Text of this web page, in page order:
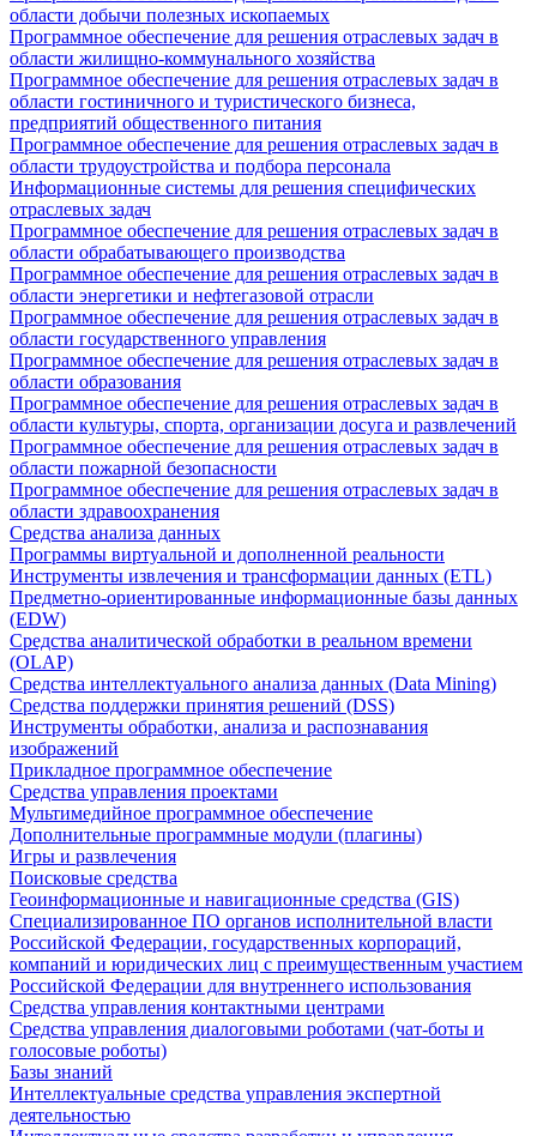
области добычи полезных ископаемых
Программное обеспечение для решения отраслевых задач в
области жилищно-коммунального хозяйства
Программное обеспечение для решения отраслевых задач в
области гостиничного и туристического бизнеса,
предприятий общественного питания
Программное обеспечение для решения отраслевых задач в
области трудоустройства и подбора персонала
Информационные системы для решения специфических
отраслевых задач
Программное обеспечение для решения отраслевых задач в
области обрабатывающего производства
Программное обеспечение для решения отраслевых задач в
области энергетики и нефтегазовой отрасли
Программное обеспечение для решения отраслевых задач в
области государственного управления
Программное обеспечение для решения отраслевых задач в
области образования
Программное обеспечение для решения отраслевых задач в
области культуры, спорта, организации досуга и развлечений
Программное обеспечение для решения отраслевых задач в
области пожарной безопасности
Программное обеспечение для решения отраслевых задач в
области здравоохранения
Средства анализа данных
Программы виртуальной и дополненной реальности
Инструменты извлечения и трансформации данных (ETL)
Предметно-ориентированные информационные базы данных
(EDW)
Средства аналитической обработки в реальном времени
(OLAP)
Средства интеллектуального анализа данных (Data Mining)
Средства поддержки принятия решений (DSS)
Инструменты обработки, анализа и распознавания
изображений
Прикладное программное обеспечение
Средства управления проектами
Мультимедийное программное обеспечение
Дополнительные программные модули (плагины)
Игры и развлечения
Поисковые средства
Геоинформационные и навигационные средства (GIS)
Специализированное ПО органов исполнительной власти
Российской Федерации, государственных корпораций,
компаний и юридических лиц с преимущественным участием
Российской Федерации для внутреннего использования
Средства управления контактными центрами
Средства управления диалоговыми роботами (чат-боты и
голосовые роботы)
Базы знаний
Интеллектуальные средства управления экспертной
деятельностью